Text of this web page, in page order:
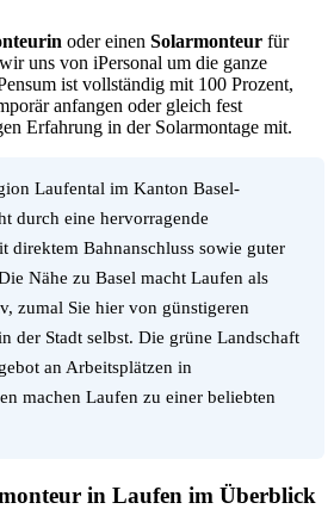
oder einen Solarmonteur für
uns von iPersonal um die ganze
ist vollständig mit 100 Prozent,
anfangen oder gleich fest
Erfahrung in der Solarmontage mit.
Laufental im Kanton Basel-
durch eine hervorragende
direktem Bahnanschluss sowie guter
Nähe zu Basel macht Laufen als
zumal Sie hier von günstigeren
der Stadt selbst. Die grüne Landschaft
an Arbeitsplätzen in
machen Laufen zu einer beliebten
in Laufen im Überblick